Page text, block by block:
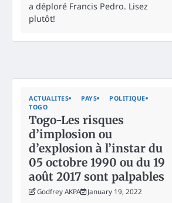
a déploré Francis Pedro. Lisez
plutôt!
ACTUALITES PAYS
POLITIQUE
TOGO
Togo-Les risques
d’implosion ou
d’explosion à l’instar du
05 octobre 1990 ou du 19
août 2017 sont palpables
Godfrey AKPA January 19, 2022